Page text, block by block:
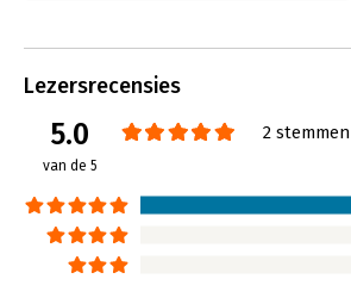
Lezersrecensies
5.0
van de 5
2 stemmen